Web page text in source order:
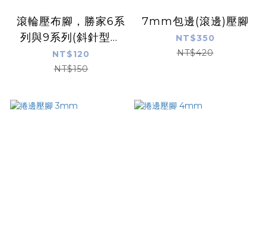
滾輪壓布腳，勝家6系
列與9系列(斜針型專
用)6200.6900縫紉機
NT$120
NT$150
7mm包邊(滾邊)壓腳
NT$350
NT$420